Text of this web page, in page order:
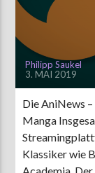
Philipp Saukel
3. MAI 2019
Die AniNews
Manga
Klassiker wie